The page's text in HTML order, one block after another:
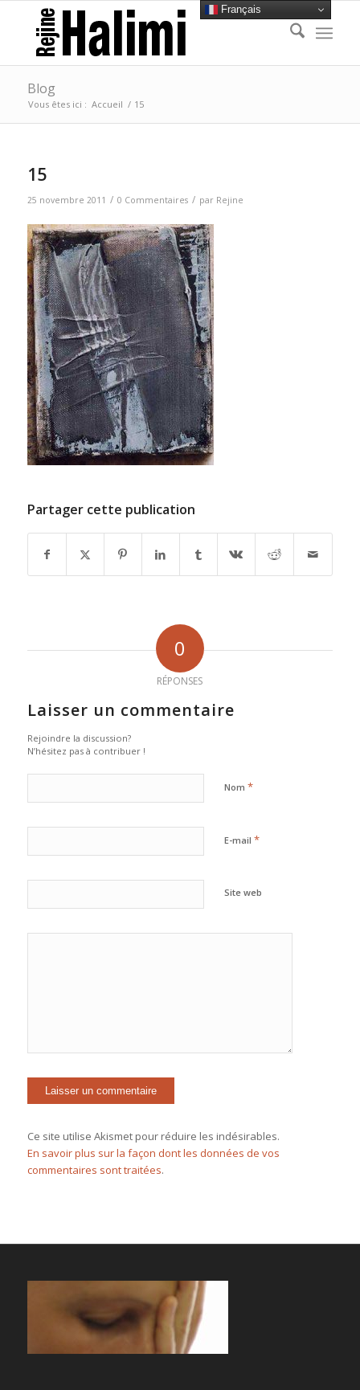
Blog
Vous êtes ici : Accueil / 15
15
25 novembre 2011 / 0 Commentaires / par Rejine
Partager cette publication
0
RÉPONSES
Laisser un commentaire
Rejoindre la discussion?
N’hésitez pas à contribuer !
Nom *
E-mail *
Site web
Ce site utilise Akismet pour réduire les indésirables.
En savoir plus sur la façon dont les données de vos
commentaires sont traitées.
Français